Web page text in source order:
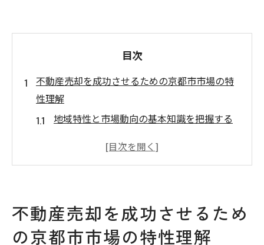
目次
不動産売却を成功させるための京都市市場の特
性理解
地域特性と市場動向の基本知識を把握する
京都市内の人気エリアとその魅力を知る
対策
過去の売却事例から学ぶ市場特性の理解
不動産売却を成功させるため
の京都市市場の特性理解